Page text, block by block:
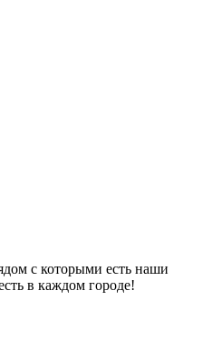
с которыми есть наши
в каждом городе!